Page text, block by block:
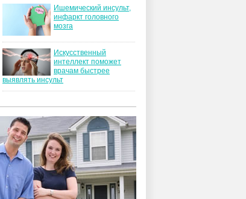
Ишемический инсульт,
инфаркт головного
мозга
Искусственный
интеллект поможет
врачам быстрее
выявлять инсульт